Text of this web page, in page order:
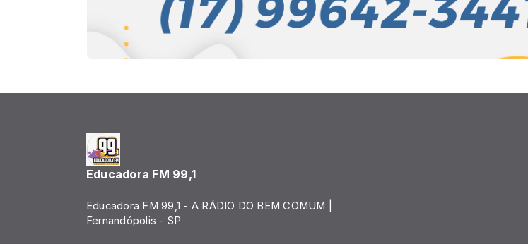
Educadora FM 99,1
Educadora FM 99,1 - A RÁDIO DO BEM COMUM |
Fernandópolis - SP